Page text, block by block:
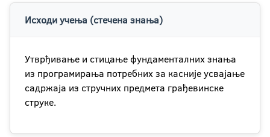
Исходи учења (стечена знања)
Утврђивање и стицање фундаменталних знања
из програмирања потребних за касније усвајање
садржаја из стручних предмета грађевинске
струке.